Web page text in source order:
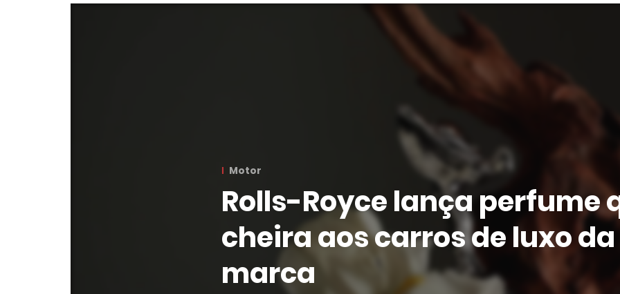
Motor
Rolls-Royce lança perfume
cheira aos carros de luxo da
marca